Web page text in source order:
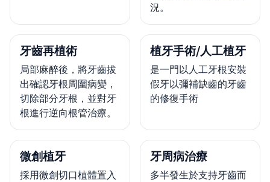
況。
牙齒再植術
局部麻醉後，將牙齒拔
出確認牙根周圍病變，
切除部分牙根，並對牙
根進行逆向根管治療。
植牙手術/人工植牙
是一門以人工牙根安裝
假牙以彌補缺齒的牙齒
的修復手術
微創植牙
採用微創切口植體置入
牙周病治療
多半發生於支持牙齒而